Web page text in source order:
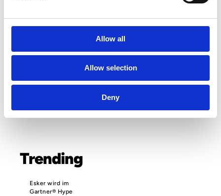
Allow all
Allow selection
Deny
Elektronische Rechnung
Künstliche Intelligenz
Office of the CFO
Trending
Esker wird im
Gartner® Hype